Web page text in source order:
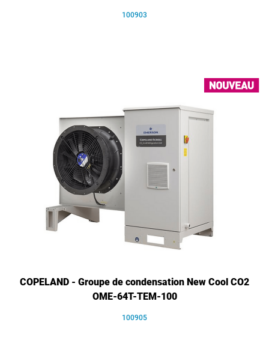
100903
COPELAND - Groupe de condensation New Cool CO2
OME-64T-TEM-100
100905